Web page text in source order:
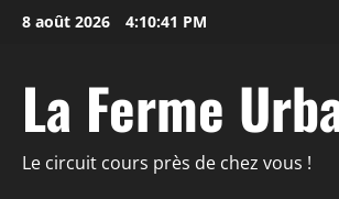
Passer
8 août 2026 4:10:42 PM
La Ferme
Le circuit cours près de chez vous !